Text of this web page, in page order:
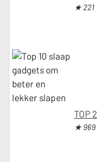
★ 221
TOP
★ 969